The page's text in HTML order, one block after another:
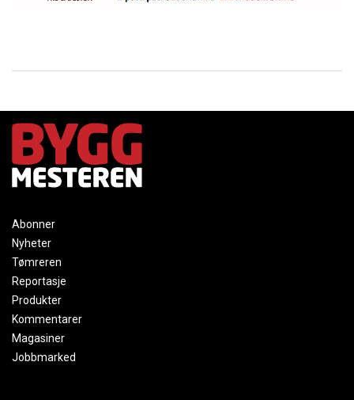
Abonner
Nyheter
Tømreren
Reportasje
Produkter
Kommentarer
Magasiner
Jobbmarked